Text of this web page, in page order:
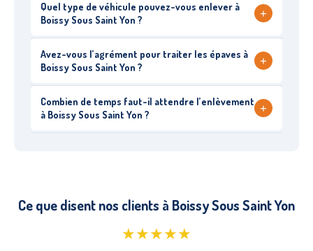
Quel type de véhicule pouvez-vous enlever à
Boissy Sous Saint Yon ?
+
Avez-vous l’agrément pour traiter les épaves à
Boissy Sous Saint Yon ?
+
Combien de temps faut-il attendre l’enlèvement
à Boissy Sous Saint Yon ?
+
Ce que disent nos clients à Boissy Sous Saint Yon
★★★★★